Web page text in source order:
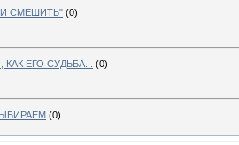
СМЕШИТЬ" (0)
ЕГО СУДЬБА... (0)
(0)